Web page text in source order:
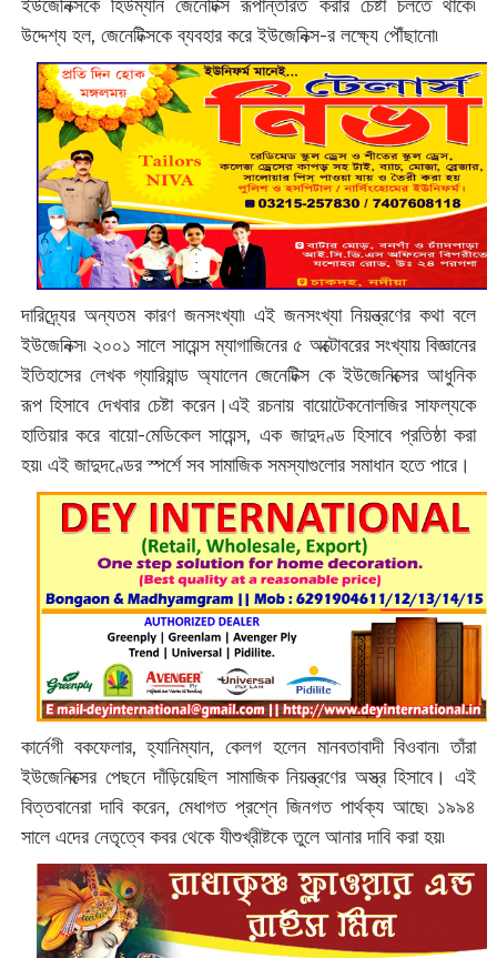
ইউজেনিক্সকে হিউম্যান জেনেটিক্স রূপান্তরিত করার চেষ্টা চলতে থাকে৷
উদ্দেশ্য হল, জেনেটিক্সকে ব্যবহার করে ইউজেনিক্স-র লক্ষ্যে পৌঁছানো৷
দারিদ্র্যের অন্যতম কারণ জনসংখ্যা৷ এই জনসংখ্যা নিয়ন্ত্রণের কথা বলে
ইউজেনিক্স৷ ২০০১ সালে সায়েন্স ম্যাগাজিনের ৫ অক্টোবরের সংখ্যায় বিজ্ঞানের
ইতিহাসের লেখক গ্যারিয়ান্ড অ্যালেন জেনেটিক্স কে ইউজেনিক্সের আধুনিক
রূপ হিসাবে দেখবার চেষ্টা করেন।এই রচনায় বায়োটেকনোলজির সাফল্যকে
হাতিয়ার করে বায়ো-মেডিকেল সায়েন্স, এক জাদুদণ্ড হিসাবে প্রতিষ্ঠা করা
হয়৷ এই জাদুদণ্ডের স্পর্শে সব সামাজিক সমস্যাগুলোর সমাধান হতে পারে।
কার্নেগী বকফেলার, হ্যানিম্যান, কেলগ হলেন মানবতাবাদী বিওবান৷ তাঁরা
ইউজেনিক্সের পেছনে দাঁড়িয়েছিল সামাজিক নিয়ন্ত্রণের অস্ত্র হিসাবে। এই
বিত্তবানেরা দাবি করেন, মেধাগত প্রশ্নে জিনগত পার্থক্য আছে৷ ১৯৯৪
সালে এদের নেতৃত্বে কবর থেকে যীশুখ্রীষ্টকে তুলে আনার দাবি করা হয়৷